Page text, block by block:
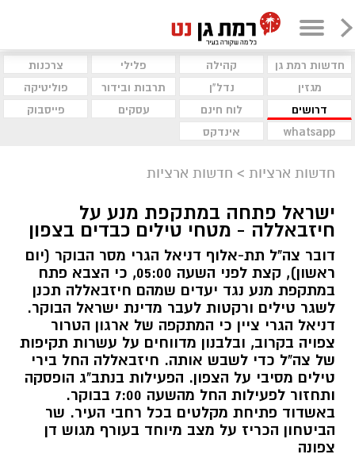
חדשות רמת גן קהילה פלילי
צרכנות
מגזין
נדל"ן תרבות ובידור
פוליטיקה
דרושים
לוח חינם עסקים
פייסבוק
whatsapp
אינדקס
חדשות ארציות > חדשות ארציות
ישראל פתחה במתקפת מנע על
חיזבאללה - מטחי טילים כבדים בצפון
דובר צה"ל תת-אלוף דניאל הגרי מסר הבוקר (יום
ראשון), קצת לפני השעה 05:00, כי הצבא פתח
במתקפת מנע נגד יעדים שמהם חיזבאללה תכנן
לשגר טילים ורקטות לעבר מדינת ישראל הבוקר.
דניאל הגרי ציין כי המתקפה של ארגון הטרור
צפויה בקרוב, ובלבנון מדווחים על עשרות תקיפות
של צה"ל כדי לשבש אותה. חיזבאללה החל בירי
טילים מסיבי על הצפון. הפעילות בנתב"ג הופסקה
ותחזור לפעילות החל מהשעה 7:00 בבוקר.
באשדוד פתיחת מקלטים בכל רחבי העיר. שר
הביטחון הכריז על מצב מיוחד בעורף מגוש דן
צפונה